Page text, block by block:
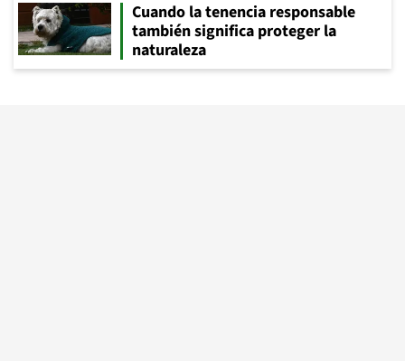
Cuando la tenencia responsable
también significa proteger la
naturaleza